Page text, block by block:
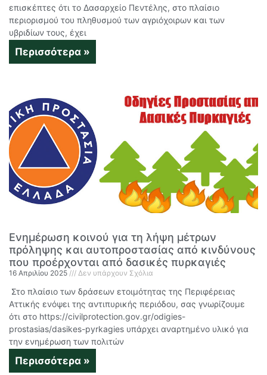
επισκέπτες ότι το Δασαρχείο Πεντέλης, στο πλαίσιο
περιορισμού του πληθυσμού των αγριόχοιρων και των
υβριδίων τους, έχει
Περισσότερα »
Ενημέρωση κοινού για τη λήψη μέτρων
πρόληψης και αυτοπροστασίας από κινδύνους
που προέρχονται από δασικές πυρκαγιές
16 Απριλίου 2025 Δεν υπάρχουν Σχόλια
Στο πλαίσιο των δράσεων ετοιμότητας της Περιφέρειας
Αττικής ενόψει της αντιπυρικής περιόδου, σας γνωρίζουμε
ότι στο https://civilprotection.gov.gr/odigies-
prostasias/dasikes-pyrkagies υπάρχει αναρτημένο υλικό για
την ενημέρωση των πολιτών
Περισσότερα »